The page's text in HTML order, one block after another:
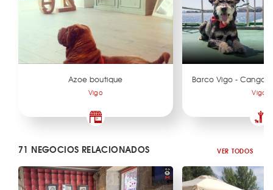
Azoe boutique
Vigo
Barco Vigo - Cangas
Vigo
71 NEGOCIOS RELACIONADOS VER TODOS